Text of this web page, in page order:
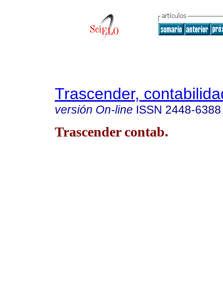
Trascender,
versión On-line ISSN 2448-6388
Trascender contab.